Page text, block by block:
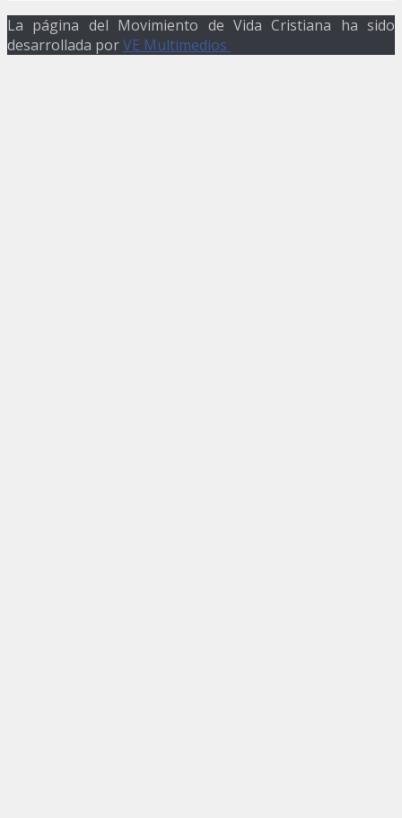
La página del Movimiento de Vida Cristiana ha sido
desarrollada porVE Multimedios